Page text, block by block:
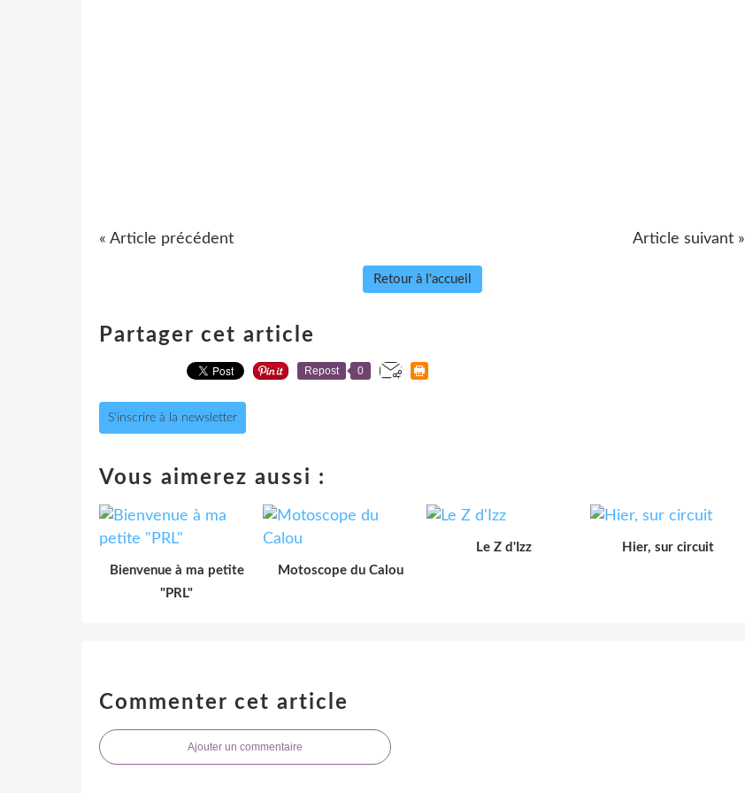
« Article précédent Article suivant »
Retour à l'accueil
Partager cet article
Repost 0
S'inscrire à la newsletter
Vous aimerez aussi :
Bienvenue à ma petite
"PRL"
Motoscope du Calou
Le Z d'Izz Hier, sur circuit
Commenter cet article
Ajouter un commentaire